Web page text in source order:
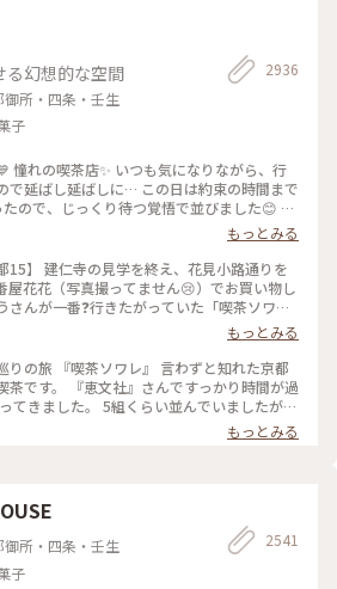
置を変えられたようで✨ 奥の中庭前の席が2
めて幾数年 初めて窓際に座る事ができま
い感じです😊🌳 ＊ うめぞのcafe＆galleryは
食べたいなぁーと 思う時に足が向いてしま
な街 #私の好きな京都
る幻想的な空間
所・四条・壬生
子
2936
憧れの喫茶店✨ いつも気になりながら、行
で延ばし延ばしに… この日は約束の時間まで
ので、じっくり待つ覚悟で並びました😊 待
稿で拝見していた青の世界を想像し、ワクワ
ど待ち、店内へ。 1番奥の、部屋が見渡せる
深く青く、まるで別世界に入ったようです
彫りやライトもクラシックでキレイ✨ 頼ん
ーポンチ🌈✨ キレイ～✨ 優しいランプの明か
キラします✨ ゼリーの懐かしい感じや優しい
氷がゼリーと同じサイズで、ゼリーだと思
っくりしてしまいました💦 あっという間に
いました😣 まだこの雰囲気の中にいたくて
たい…と思いましたが、きっと外には長い行
しょうからお店を後にしました。 またこの
す💙 #電車旅 #喫茶ソワレ #喫
もっとみる
15】 建仁寺の見学を終え、花見小路通りを
屋花花（写真撮ってません😢）でお買い物し
さんが一番❓行きたがっていた「喫茶ソワ
ました😊 人気のお店なので長蛇の列ができ
行ったのですが、運良く２組しか待っていま
くらいで案内され、２階の窓側の席へ。若
り😱 あ、でも、男性だけで来ているグルー
ルトポンチ、さっちぶうさんはゼリーポン
しました。 店内の雰囲気は、暗めの照明で
ていて良い雰囲気でした。 美味しくいただ
もっとみる
りの旅 『喫茶ソワレ』 言わずと知れた京都
茶です。 『恵文社』さんですっかり時間が過
てきました。 5組くらい並んでいましたが、
んなりと入店できました。 昔ながらのお店
狭い店内ですが、運良く2階の窓辺の 小さな
内は 天井の梁や調度品もシックで美しく 昭
いますが、 お客さんは若い観光客の方が多
もすごく近いのですが、 コーナーだったの
の時間を過ごせました✨ ゆるり京都の街歩
できた素敵な1日でした。 ・ ・ #私のことり
もっとみる
所・四条・壬生
子
2541